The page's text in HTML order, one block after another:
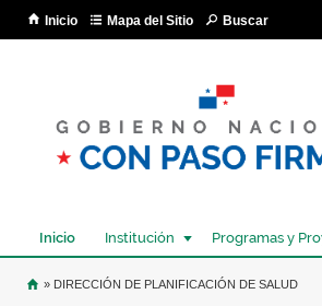
Inicio Mapa del Sitio Buscar
Inicio Institución Programas y
USTED SE ENCUENTRA AQUÍ
» DIRECCIÓN DE PLANIFICACIÓN DE SALUD